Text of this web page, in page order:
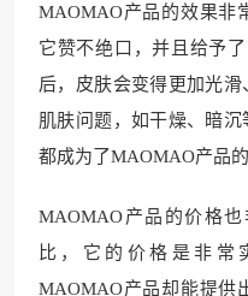
MAOMAO产品的效果非
它赞不绝口，并且给予
后，皮肤会变得更加光
肌肤问题，如干燥、暗
都成为了MAOMAO产品的
MAOMAO产品的价格
比，它的价格是非常
MAOMAO产品却能提供